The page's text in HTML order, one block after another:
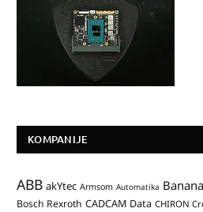
KOMPANIJE
ABB akYtec Armsom Automatika
Bosch Rexroth CADCAM Data CHIRON